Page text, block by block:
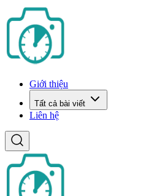
Giới thiệu
Tất cả bài viết
Liên hệ